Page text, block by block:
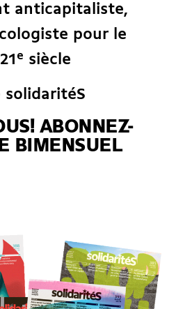
anticapitaliste,
pour le
e siècle
solidaritéS
ABONNEZ-
BIMENSUEL